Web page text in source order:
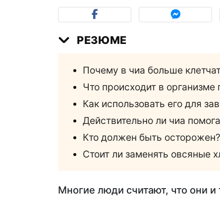
РЕЗЮМЕ
Почему в чиа больше
Что происходит в организме
Как использовать его для
Действительно ли чиа
Кто должен быть осторожен?
Стоит ли заменять овсяные
Многие люди считают, что они